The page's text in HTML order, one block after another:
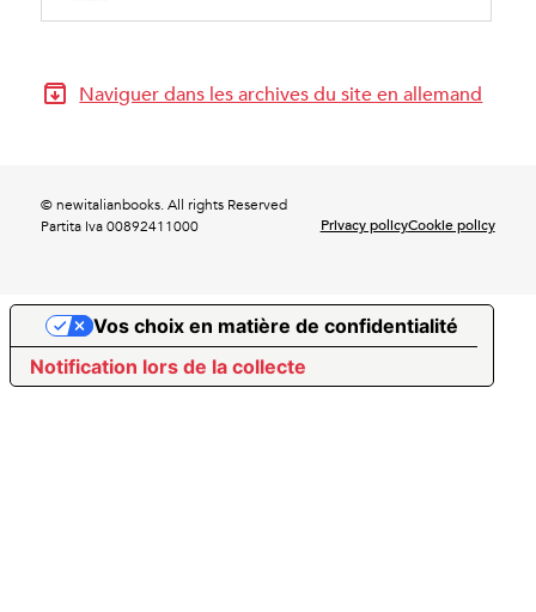
Naviguer dans les archives du site en allemand
© newitalianbooks. All rights Reserved
Partita Iva 00892411000
Privacy policyCookie policy
Notification lors de la collecte
Vos choix en matière de confidentialité